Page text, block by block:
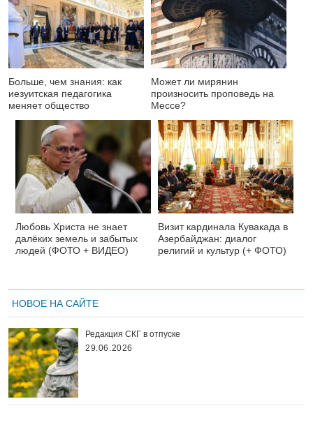
Больше, чем знания: как
иезуитская педагогика
меняет общество
Может ли мирянин
произносить проповедь на
Мессе?
Любовь Христа не знает
далёких земель и забытых
людей (ФОТО + ВИДЕО)
Визит кардинала Кувакада в
Азербайджан: диалог
религий и культур (+ ФОТО)
НОВОЕ НА САЙТЕ
Редакция СКГ в отпуске
29.06.2026